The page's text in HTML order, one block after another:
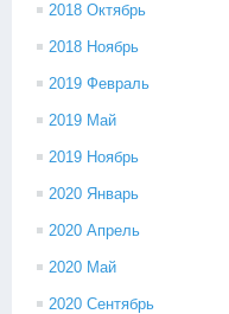
2018 Октябрь
2018 Ноябрь
2019 Февраль
2019 Май
2019 Ноябрь
2020 Январь
2020 Апрель
2020 Май
2020 Сентябрь